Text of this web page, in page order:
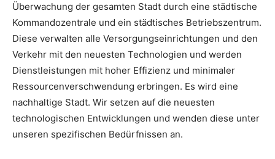
Überwachung der gesamten Stadt durch eine städtische
Kommandozentrale und ein städtisches Betriebszentrum.
Diese verwalten alle Versorgungseinrichtungen und den
Verkehr mit den neuesten Technologien und werden
Dienstleistungen mit hoher Effizienz und minimaler
Ressourcenverschwendung erbringen. Es wird eine
nachhaltige Stadt. Wir setzen auf die neuesten
technologischen Entwicklungen und wenden diese unter
unseren spezifischen Bedürfnissen an.